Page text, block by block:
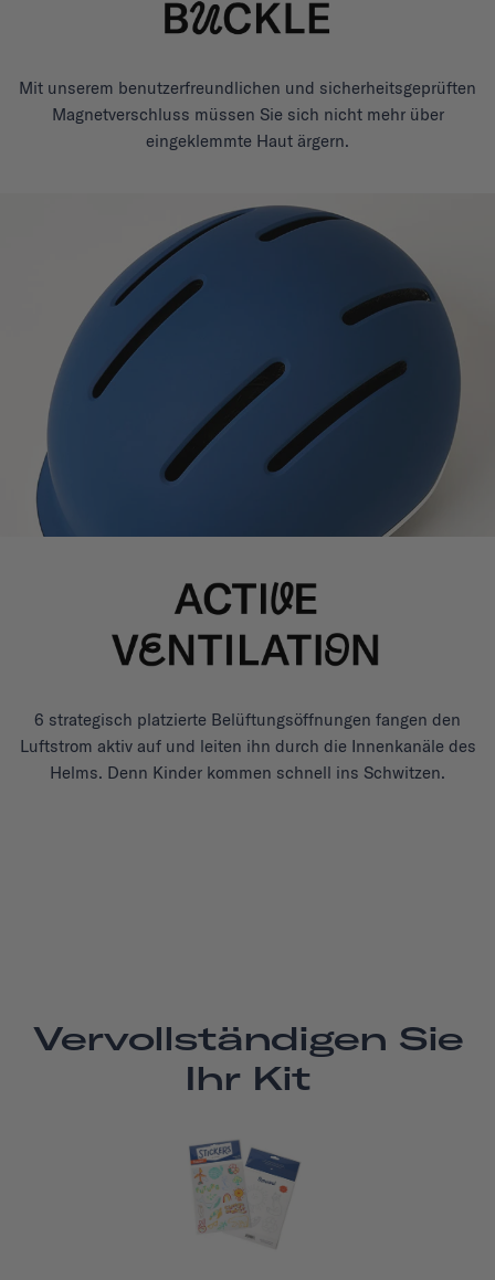
Mit unserem benutzerfreundlichen und sicherheitsgeprüften
Magnetverschluss müssen Sie sich nicht mehr über
eingeklemmte Haut ärgern.
6 strategisch platzierte Belüftungsöffnungen fangen den
Luftstrom aktiv auf und leiten ihn durch die Innenkanäle des
Helms. Denn Kinder kommen schnell ins Schwitzen.
Vervollständigen Sie
Ihr Kit